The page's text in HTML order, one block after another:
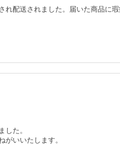
れ配送されました。届いた商品に瑕
した。
がいいたします。